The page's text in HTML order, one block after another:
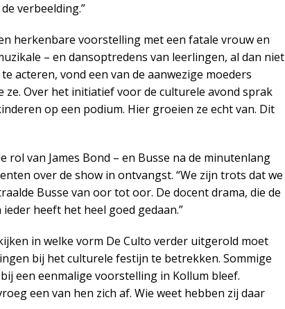
verbeelding.”
herkenbare voorstelling met een fatale vrouw en
– en dansoptredens van leerlingen, al dan niet
acteren, vond een van de aanwezige moeders
ze. Over het initiatief voor de culturele avond sprak
op een podium. Hier groeien ze echt van. Dit
rol van James Bond – en Busse na de minutenlang
over de show in ontvangst. “We zijn trots dat we
Busse van oor tot oor. De docent drama, die de
heeft het heel goed gedaan.”
in welke vorm De Culto verder uitgerold moet
bij het culturele festijn te betrekken. Sommige
een eenmalige voorstelling in Kollum bleef.
een van hen zich af. Wie weet hebben zij daar